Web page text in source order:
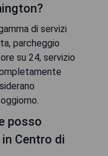
di servizi
parcheggio
su 24, servizio
posso
Centro di